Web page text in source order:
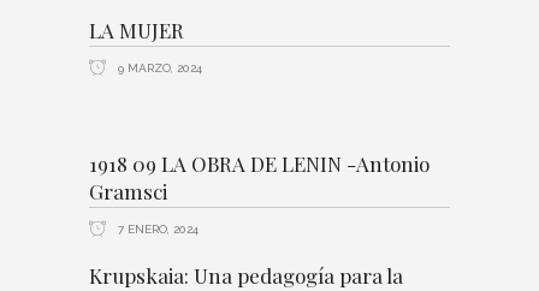
LA MUJER
9 MARZO, 2024
1918 09 LA OBRA DE LENIN -Antonio
Gramsci
7 ENERO, 2024
Krupskaia: Una pedagogía para la